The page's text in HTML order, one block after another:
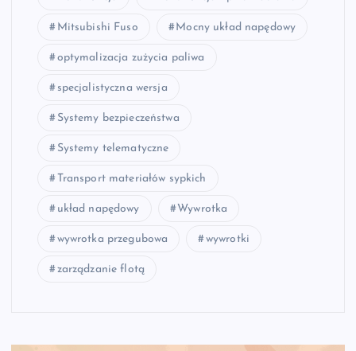
Mitsubishi Fuso Mocny układ napędowy
optymalizacja zużycia paliwa
specjalistyczna wersja
Systemy bezpieczeństwa
Systemy telematyczne
Transport materiałów sypkich
układ napędowy Wywrotka
wywrotka przegubowa wywrotki
zarządzanie flotą